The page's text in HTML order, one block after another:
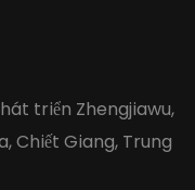
triển Zhengjiawu,
Chiết Giang, Trung